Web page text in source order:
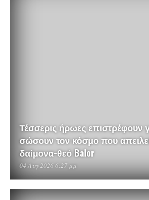
Τέσσερις ήρωες επιστρέφουν
σώσουν τον κόσμο που
δαίμονα-θεό Balor
04 Αυγ 2026 6:27 μμ